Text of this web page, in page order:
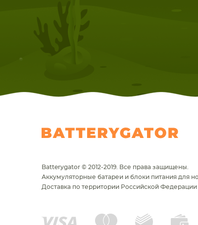
Batterygator © 2012-2019. Все права защищены.
Аккумуляторные батареи и блоки питания для
Доставка по территории Российской Федерации